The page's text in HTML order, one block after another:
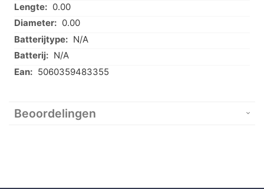
0.00
0.00
N/A
N/A
5060359483355
Beoordelingen